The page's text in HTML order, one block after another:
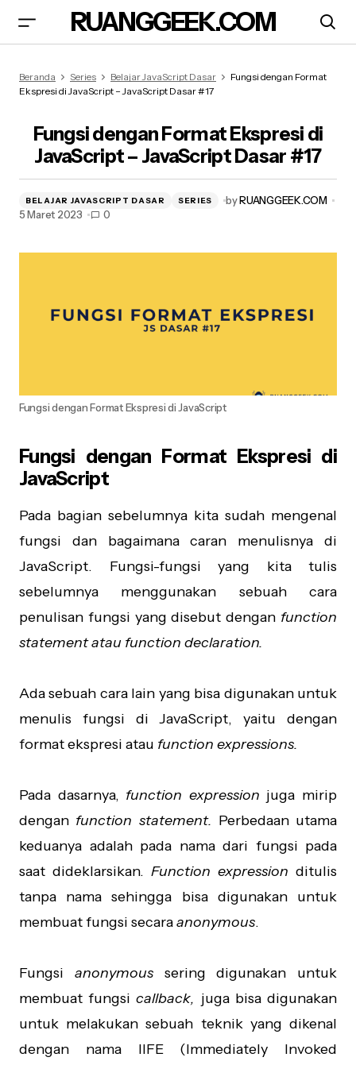
RUANGGEEK.COM
JavaScript Dasar #17
Beranda Series Belajar JavaScript Dasar
Fungsi dengan Format
Ekspresi di JavaScript – JavaScript Dasar #17
Fungsi dengan Format Ekspresi di
JavaScript – JavaScript Dasar #17
BELAJAR JAVASCRIPT DASAR SERIES byRUANGGEEK.COM
5 Maret 2023
0
Fungsi dengan Format Ekspresi di JavaScript
Fungsi dengan Format Ekspresi di
JavaScript
Pada bagian sebelumnya kita sudah mengenal
fungsi dan bagaimana caran menulisnya di
JavaScript. Fungsi-fungsi yang kita tulis
sebelumnya menggunakan sebuah cara
penulisan fungsi yang disebut dengan function
statement atau function declaration.
Ada sebuah cara lain yang bisa digunakan untuk
menulis fungsi di JavaScript, yaitu dengan
format ekspresi atau function expressions.
Pada dasarnya, function expression juga mirip
dengan function statement. Perbedaan utama
keduanya adalah pada nama dari fungsi pada
saat dideklarsikan. Function expression ditulis
tanpa nama sehingga bisa digunakan untuk
membuat fungsi secaraanonymous.
Fungsi anonymoussering digunakan untuk
membuat fungsicallback, juga bisa digunakan
untuk melakukan sebuah teknik yang dikenal
dengan nama IIFE (Immediately Invoked